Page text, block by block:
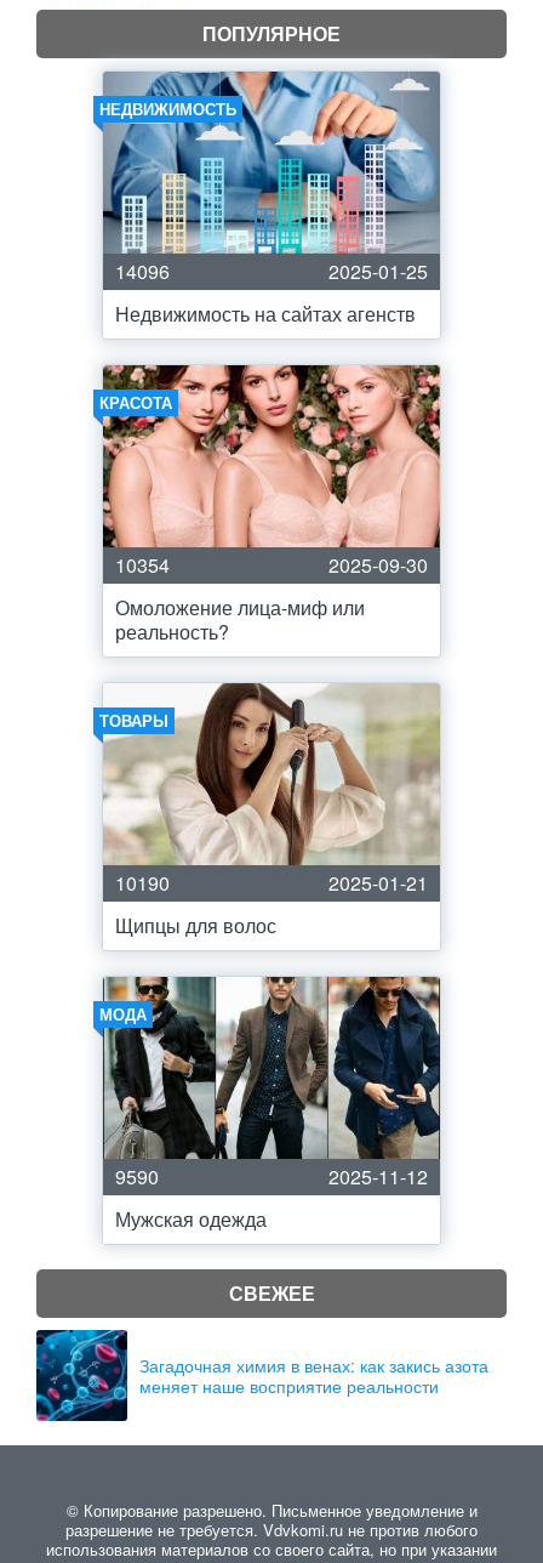
ПОПУЛЯРНОЕ
НЕДВИЖИМОСТЬ
14096
2025-01-25
Недвижимость на сайтах агенств
КРАСОТА
10354
2025-09-30
Омоложение лица-миф или
реальность?
ТОВАРЫ
10190
2025-01-21
Щипцы для волос
МОДА
9590
2025-11-12
Мужская одежда
СВЕЖЕЕ
Загадочная химия в венах: как закись азота
меняет наше восприятие реальности
© Копирование разрешено. Письменное уведомление и
разрешение не требуется. Vdvkomi.ru не против любого
использования материалов со своего сайта, но при указании